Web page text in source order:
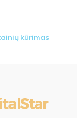
kūrimas